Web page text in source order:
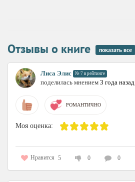
Отзывы о книге показать все
Лиса Элис № 7 в рейтинге
поделилась мнением 3 года назад
РОМАНТИЧНО
Моя оценка:
Нравится 5 0 0